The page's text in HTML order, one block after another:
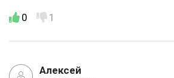
0 1
Алексей